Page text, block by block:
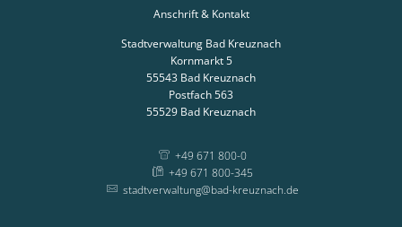
Anschrift & Kontakt
Stadtverwaltung Bad Kreuznach
Kornmarkt 5
55543 Bad Kreuznach
Postfach 563
55529 Bad Kreuznach
+49 671 800-0
+49 671 800-345
stadtverwaltung@bad-kreuznach.de